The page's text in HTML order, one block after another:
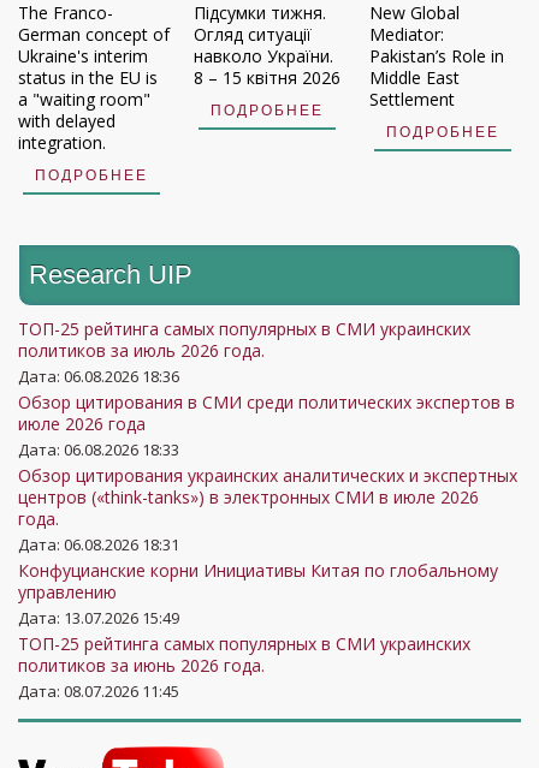
The Franco-
German concept of
Ukraine's interim
status in the EU is
a "waiting room"
with delayed
integration.
ПОДРОБНЕЕ
Підсумки тижня.
Огляд ситуації
навколо України.
8 – 15 квітня 2026
ПОДРОБНЕЕ
New Global
Mediator:
Pakistan’s Role in
Middle East
Settlement
ПОДРОБНЕЕ
Research UIP
ТОП-25 рейтинга самых популярных в СМИ украинских
политиков за июль 2026 года.
Дата: 06.08.2026 18:36
Обзор цитирования в СМИ среди политических экспертов в
июле 2026 года
Дата: 06.08.2026 18:33
Обзор цитирования украинских аналитических и экспертных
центров («think-tanks») в электронных СМИ в июле 2026
года.
Дата: 06.08.2026 18:31
Конфуцианские корни Инициативы Китая по глобальному
управлению
Дата: 13.07.2026 15:49
ТОП-25 рейтинга самых популярных в СМИ украинских
политиков за июнь 2026 года.
Дата: 08.07.2026 11:45